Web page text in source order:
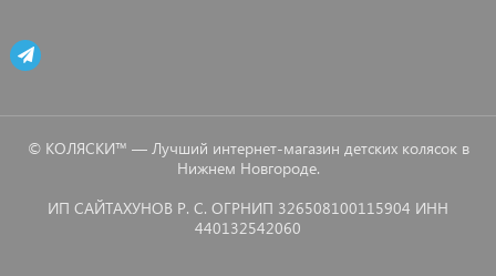
© КОЛЯСКИ™ — Лучший интернет-магазин детских колясок в
Нижнем Новгороде.
ИП САЙТАХУНОВ Р. С. ОГРНИП 326508100115904 ИНН
440132542060